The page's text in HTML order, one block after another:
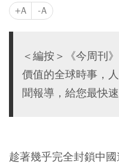
+A -A
＜編按＞《今周刊
價值的全球時事，
聞報導，給您最快
趁著幾乎完全封鎖中